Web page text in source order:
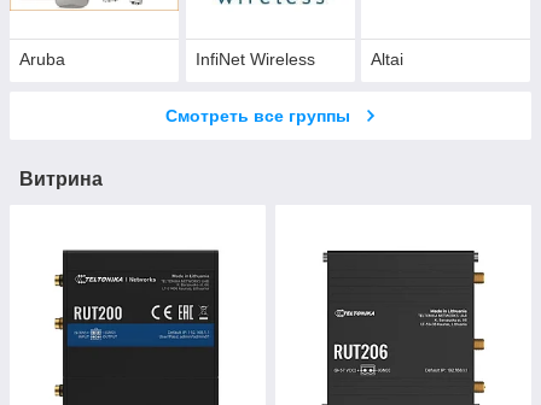
Aruba InfiNet Wireless Altai
Смотреть все группы
Витрина